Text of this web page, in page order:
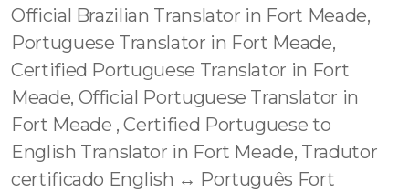
Official Brazilian Translator in Fort Meade,
Portuguese Translator in Fort Meade,
Certified Portuguese Translator in Fort
Meade, Official Portuguese Translator in
Fort Meade , Certified Portuguese to
English Translator in Fort Meade, Tradutor
certificado English ↔️ Português Fort